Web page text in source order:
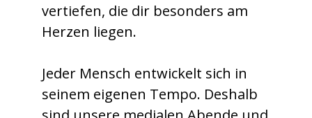
vertiefen, die dir besonders am
Herzen liegen.
Jeder Mensch entwickelt sich in
seinem eigenen Tempo. Deshalb